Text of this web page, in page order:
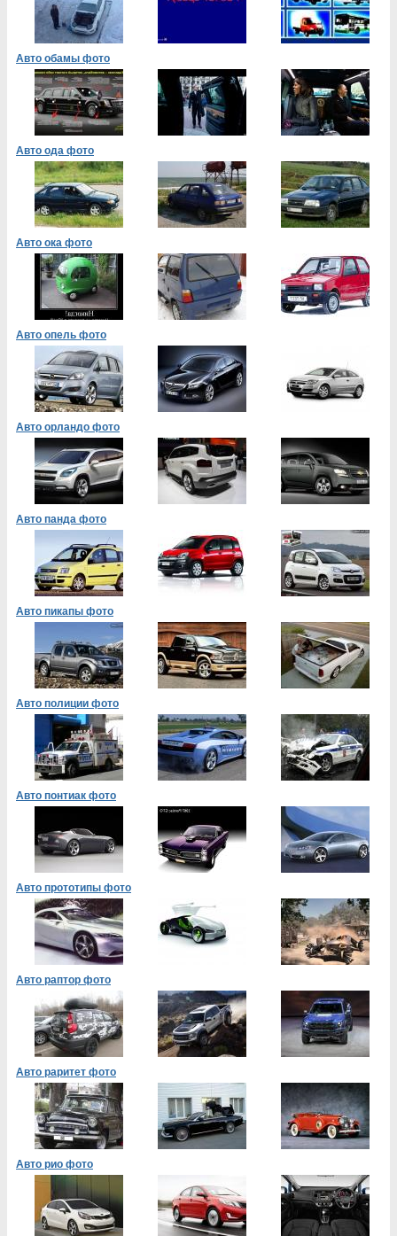
Авто обамы фото
Авто ода фото
Авто ока фото
Авто опель фото
Авто орландо фото
Авто панда фото
Авто пикапы фото
Авто полиции фото
Авто понтиак фото
Авто прототипы фото
Авто раптор фото
Авто раритет фото
Авто рио фото